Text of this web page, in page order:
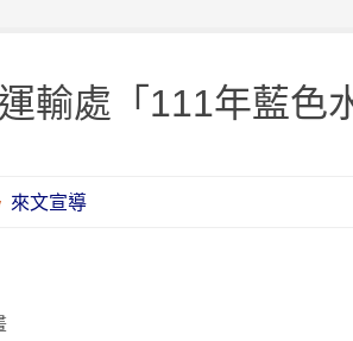
輸處「111年藍色
來文宣導